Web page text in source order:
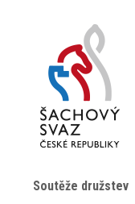
Soutěže družstev